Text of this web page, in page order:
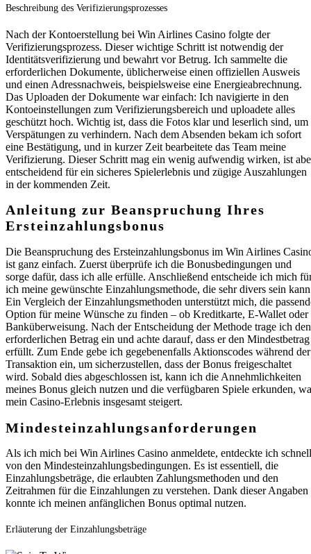
Beschreibung des Verifizierungsprozesses
Nach der Kontoerstellung bei Win Airlines Casino folgte der
Verifizierungsprozess. Dieser wichtige Schritt ist notwendig der
Identitätsverifizierung und bewahrt vor Betrug. Ich sammelte die
erforderlichen Dokumente, üblicherweise einen offiziellen Ausweis
und einen Adressnachweis, beispielsweise eine Energieabrechnung.
Das Uploaden der Dokumente war einfach: Ich navigierte in den
Kontoeinstellungen zum Verifizierungsbereich und uploadete alles
geschützt hoch. Wichtig ist, dass die Fotos klar und leserlich sind, um
Verspätungen zu verhindern. Nach dem Absenden bekam ich sofort
eine Bestätigung, und in kurzer Zeit bearbeitete das Team meine
Verifizierung. Dieser Schritt mag ein wenig aufwendig wirken, ist
entscheidend für ein sicheres Spielerlebnis und zügige Auszahlungen
in der kommenden Zeit.
Anleitung zur Beanspruchung Ihres
Ersteinzahlungsbonus
Die Beanspruchung des Ersteinzahlungsbonus im Win Airlines
ist ganz einfach. Zuerst überprüfe ich die Bonusbedingungen und
sorge dafür, dass ich alle erfülle. Anschließend entscheide ich mich
ich meine gewünschte Einzahlungsmethode, die sehr divers sein
Ein Vergleich der Einzahlungsmethoden unterstützt mich, die
Option für meine Wünsche zu finden – ob Kreditkarte, E-Wallet oder
Banküberweisung. Nach der Entscheidung der Methode trage ich den
erforderlichen Betrag ein und achte darauf, dass er den Mindestbetrag
erfüllt. Zum Ende gebe ich gegebenenfalls Aktionscodes während der
Transaktion ein, um sicherzustellen, dass der Bonus freigeschaltet
wird. Sobald dies abgeschlossen ist, kann ich die Annehmlichkeiten
meines Bonus gleich nutzen und die verfügbaren Spiele erkunden,
mein Casino-Erlebnis insgesamt steigert.
Mindesteinzahlungsanforderungen
Als ich mich bei Win Airlines Casino anmeldete, entdeckte ich schnell
von den Mindesteinzahlungsbedingungen. Es ist essentiell, die
Einzahlungsbeträge, die erlaubten Zahlungsmethoden und den
Zeitrahmen für die Einzahlungen zu verstehen. Dank dieser Angaben
konnte ich meinen anfänglichen Bonus optimal nutzen.
Erläuterung der Einzahlungsbeträge